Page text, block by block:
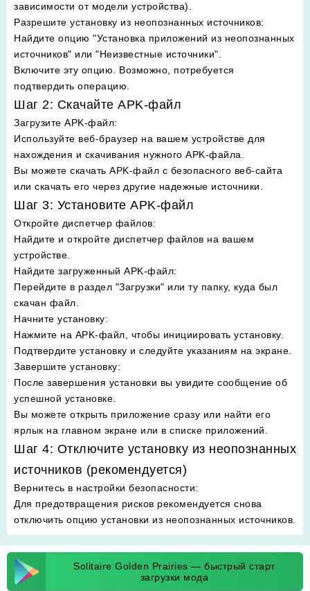
зависимости от модели устройства).
Разрешите установку из неопознанных источников:
Найдите опцию "Установка приложений из неопознанных
источников" или "Неизвестные источники".
Включите эту опцию. Возможно, потребуется
подтвердить операцию.
Шаг 2: Скачайте APK-файл
Загрузите APK-файл:
Используйте веб-браузер на вашем устройстве для
нахождения и скачивания нужного APK-файла.
Вы можете скачать APK-файл с безопасного веб-сайта
или скачать его через другие надежные источники.
Шаг 3: Установите APK-файл
Откройте диспетчер файлов:
Найдите и откройте диспетчер файлов на вашем
устройстве.
Найдите загруженный APK-файл:
Перейдите в раздел "Загрузки" или ту папку, куда был
скачан файл.
Начните установку:
Нажмите на APK-файл, чтобы инициировать установку.
Подтвердите установку и следуйте указаниям на экране.
Завершите установку:
После завершения установки вы увидите сообщение об
успешной установке.
Вы можете открыть приложение сразу или найти его
ярлык на главном экране или в списке приложений.
Шаг 4: Отключите установку из неопознанных
источников (рекомендуется)
Вернитесь в настройки безопасности:
Для предотвращения рисков рекомендуется снова
отключить опцию установки из неопознанных источников.
Solitaire Golden Prairies — быстрый старт
загрузки мода